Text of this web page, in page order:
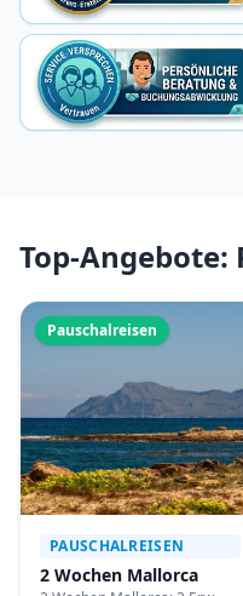
Top-Angebote:
Pauschalreisen
PAUSCHALREISEN
2 Wochen Mallorca